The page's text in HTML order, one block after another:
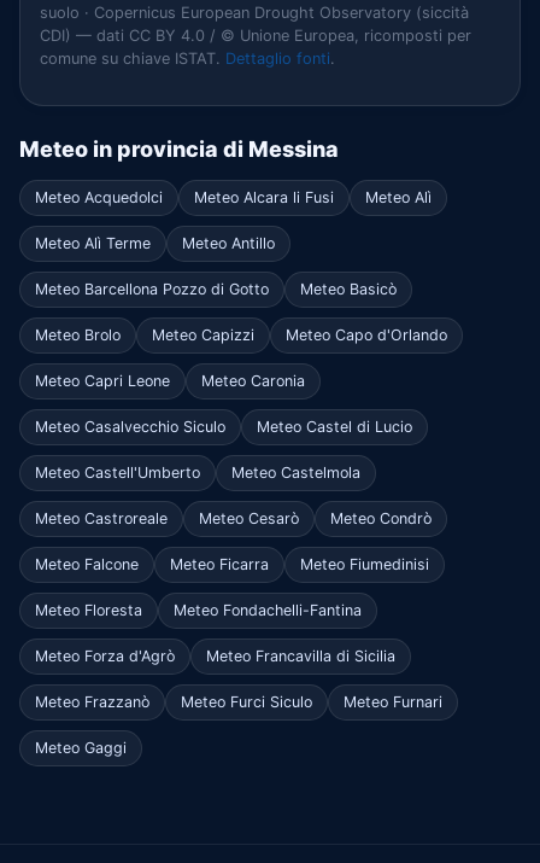
suolo · Copernicus European Drought Observatory (siccità
CDI) — dati CC BY 4.0 / © Unione Europea, ricomposti per
comune su chiave ISTAT. Dettaglio fonti.
Meteo in provincia di Messina
Meteo Acquedolci Meteo Alcara li Fusi Meteo Alì
Meteo Alì Terme Meteo Antillo
Meteo Barcellona Pozzo di Gotto Meteo Basicò
Meteo Brolo Meteo Capizzi Meteo Capo d'Orlando
Meteo Capri Leone Meteo Caronia
Meteo Casalvecchio Siculo Meteo Castel di Lucio
Meteo Castell'Umberto Meteo Castelmola
Meteo Castroreale Meteo Cesarò Meteo Condrò
Meteo Falcone Meteo Ficarra Meteo Fiumedinisi
Meteo Floresta Meteo Fondachelli-Fantina
Meteo Forza d'Agrò Meteo Francavilla di Sicilia
Meteo Frazzanò Meteo Furci Siculo Meteo Furnari
Meteo Gaggi